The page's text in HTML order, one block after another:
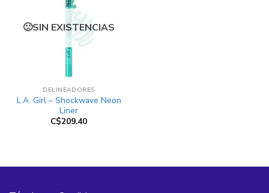
SIN EXISTENCIAS
DELINEADORES
L.A. Girl – Shockwave Neon
Liner
C$209.40